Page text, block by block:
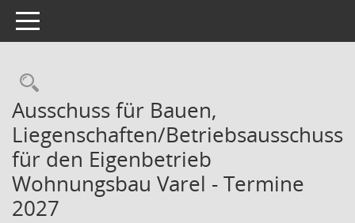
Toggle navigation
Rechercheauswahl
Ausschuss für Bauen,
Liegenschaften/Betriebsausschuss
für den Eigenbetrieb
Wohnungsbau Varel - Termine
2027